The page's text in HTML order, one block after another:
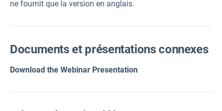
ne fournit que la version en anglais.
Documents et présentations connexes
Download the Webinar Presentation